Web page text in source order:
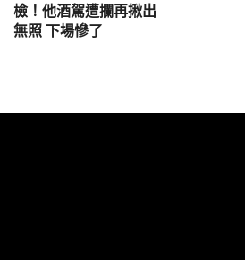
檢！他酒駕遭攔再揪出
無照 下場慘了